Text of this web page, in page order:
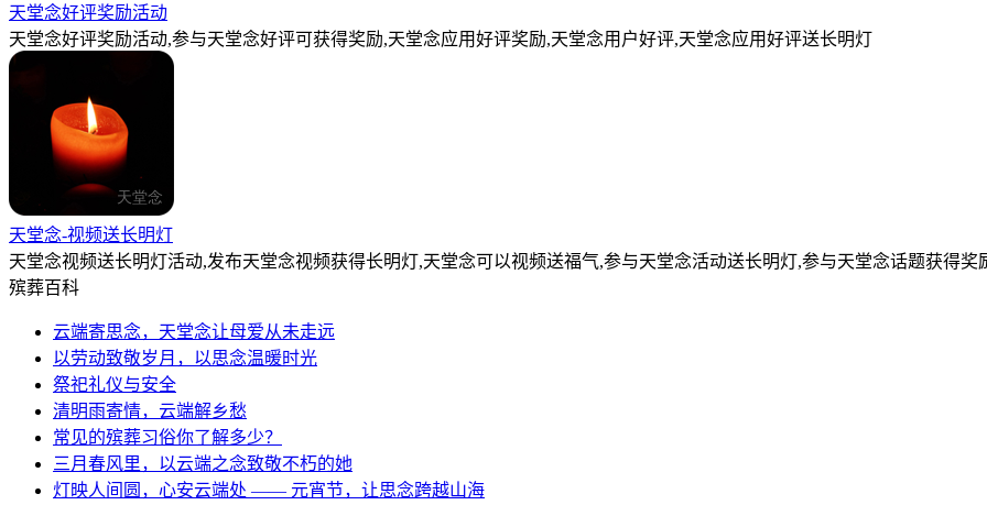
天堂念好评奖励活动
天堂念好评奖励活动,参与天堂念好评可获得奖励,天堂念应用好评奖励,天堂念用户好评,天堂念应用好评送长明灯
天堂念-视频送长明灯
天堂念视频送长明灯活动,发布天堂念视频获得长明灯,天堂念可以视频送福气,参与天堂念活动送长明灯,参与天堂念话题获得奖
殡葬百科
云端寄思念，天堂念让母爱从未走远
以劳动致敬岁月，以思念温暖时光
祭祀礼仪与安全
清明雨寄情，云端解乡愁
常见的殡葬习俗你了解多少？
三月春风里，以云端之念致敬不朽的她
灯映人间圆，心安云端处 —— 元宵节，让思念跨越山海